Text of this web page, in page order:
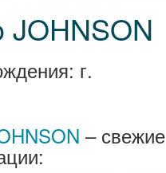
JOHNSON
г.
– свежие